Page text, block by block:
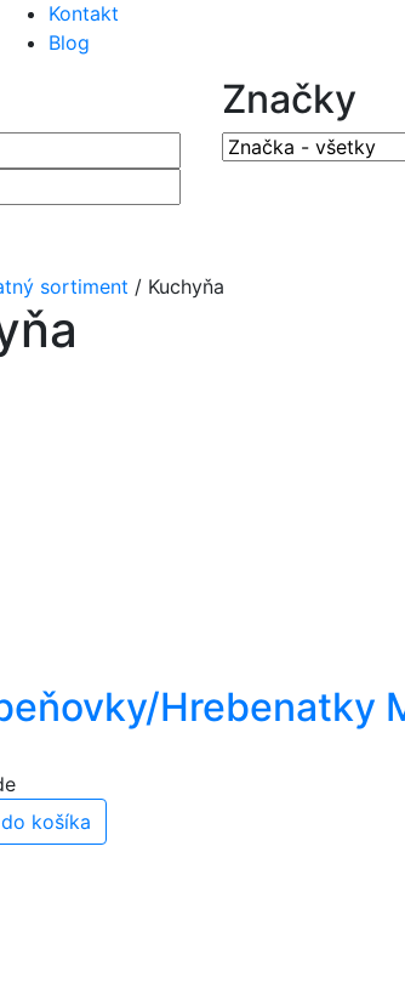
Kontakt
Blog
Značky
sortiment / Kuchyňa
Hrebenatky
košíka